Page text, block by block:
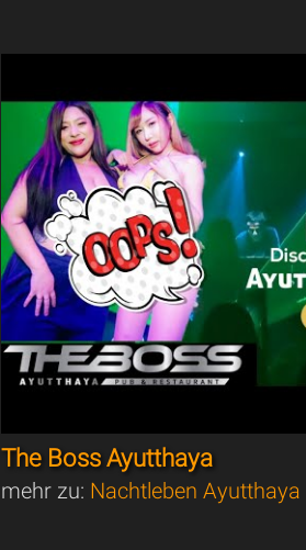
The Boss Ayutthaya
mehr zu: Nachtleben Ayutthaya